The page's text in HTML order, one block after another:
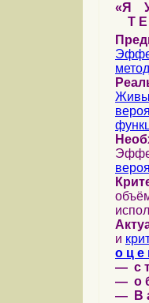
«Я У
Т Е
и
о ц е
— с т
— о
— В